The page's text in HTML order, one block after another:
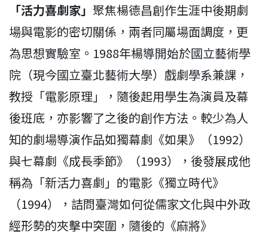
「活力喜劇家」 聚焦楊德昌創作生涯中後期劇
場與電影的密切關係，兩者同屬場面調度，更
為思想實驗室。1988年楊導開始於國立藝術學
院（現今國立臺北藝術大學）戲劇學系兼課，
教授「電影原理」，隨後起用學生為演員及幕
後班底，亦影響了之後的創作方法。較少為人
知的劇場導演作品如獨幕劇《如果》（1992）
與七幕劇《成長季節》（1993），後發展成他
稱為「新活力喜劇」的電影《獨立時代》
（1994），詰問臺灣如何從儒家文化與中外政
經形勢的夾擊中突圍，隨後的《麻將》